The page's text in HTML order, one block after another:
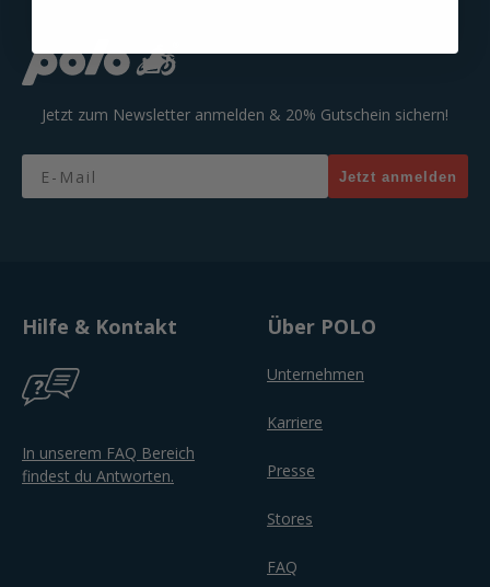
Jetzt zum Newsletter anmelden & 20% Gutschein sichern!
Email
Jetzt anmelden
Hilfe & Kontakt
In unserem FAQ Bereich
findest du Antworten.
Über POLO
Unternehmen
Karriere
Presse
Stores
FAQ